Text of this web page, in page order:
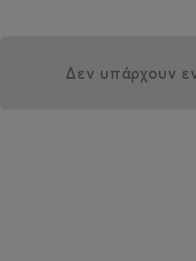
Δεν υπάρχουν